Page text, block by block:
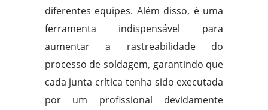
diferentes equipes. Além disso, é uma
ferramenta indispensável para
aumentar a rastreabilidade do
processo de soldagem, garantindo que
cada junta crítica tenha sido executada
por um profissional devidamente